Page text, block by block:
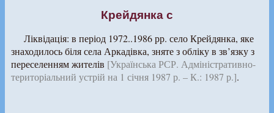
Крейдянка с
Ліквідація: в період 1972..1986 рр. село Крейдянка, яке
знаходилось біля села Аркадівка, зняте з обліку в зв’язку з
переселенням жителів [Українська РСР. Адміністративно-
територіальний устрій на 1 січня 1987 р. – К.: 1987 р.].